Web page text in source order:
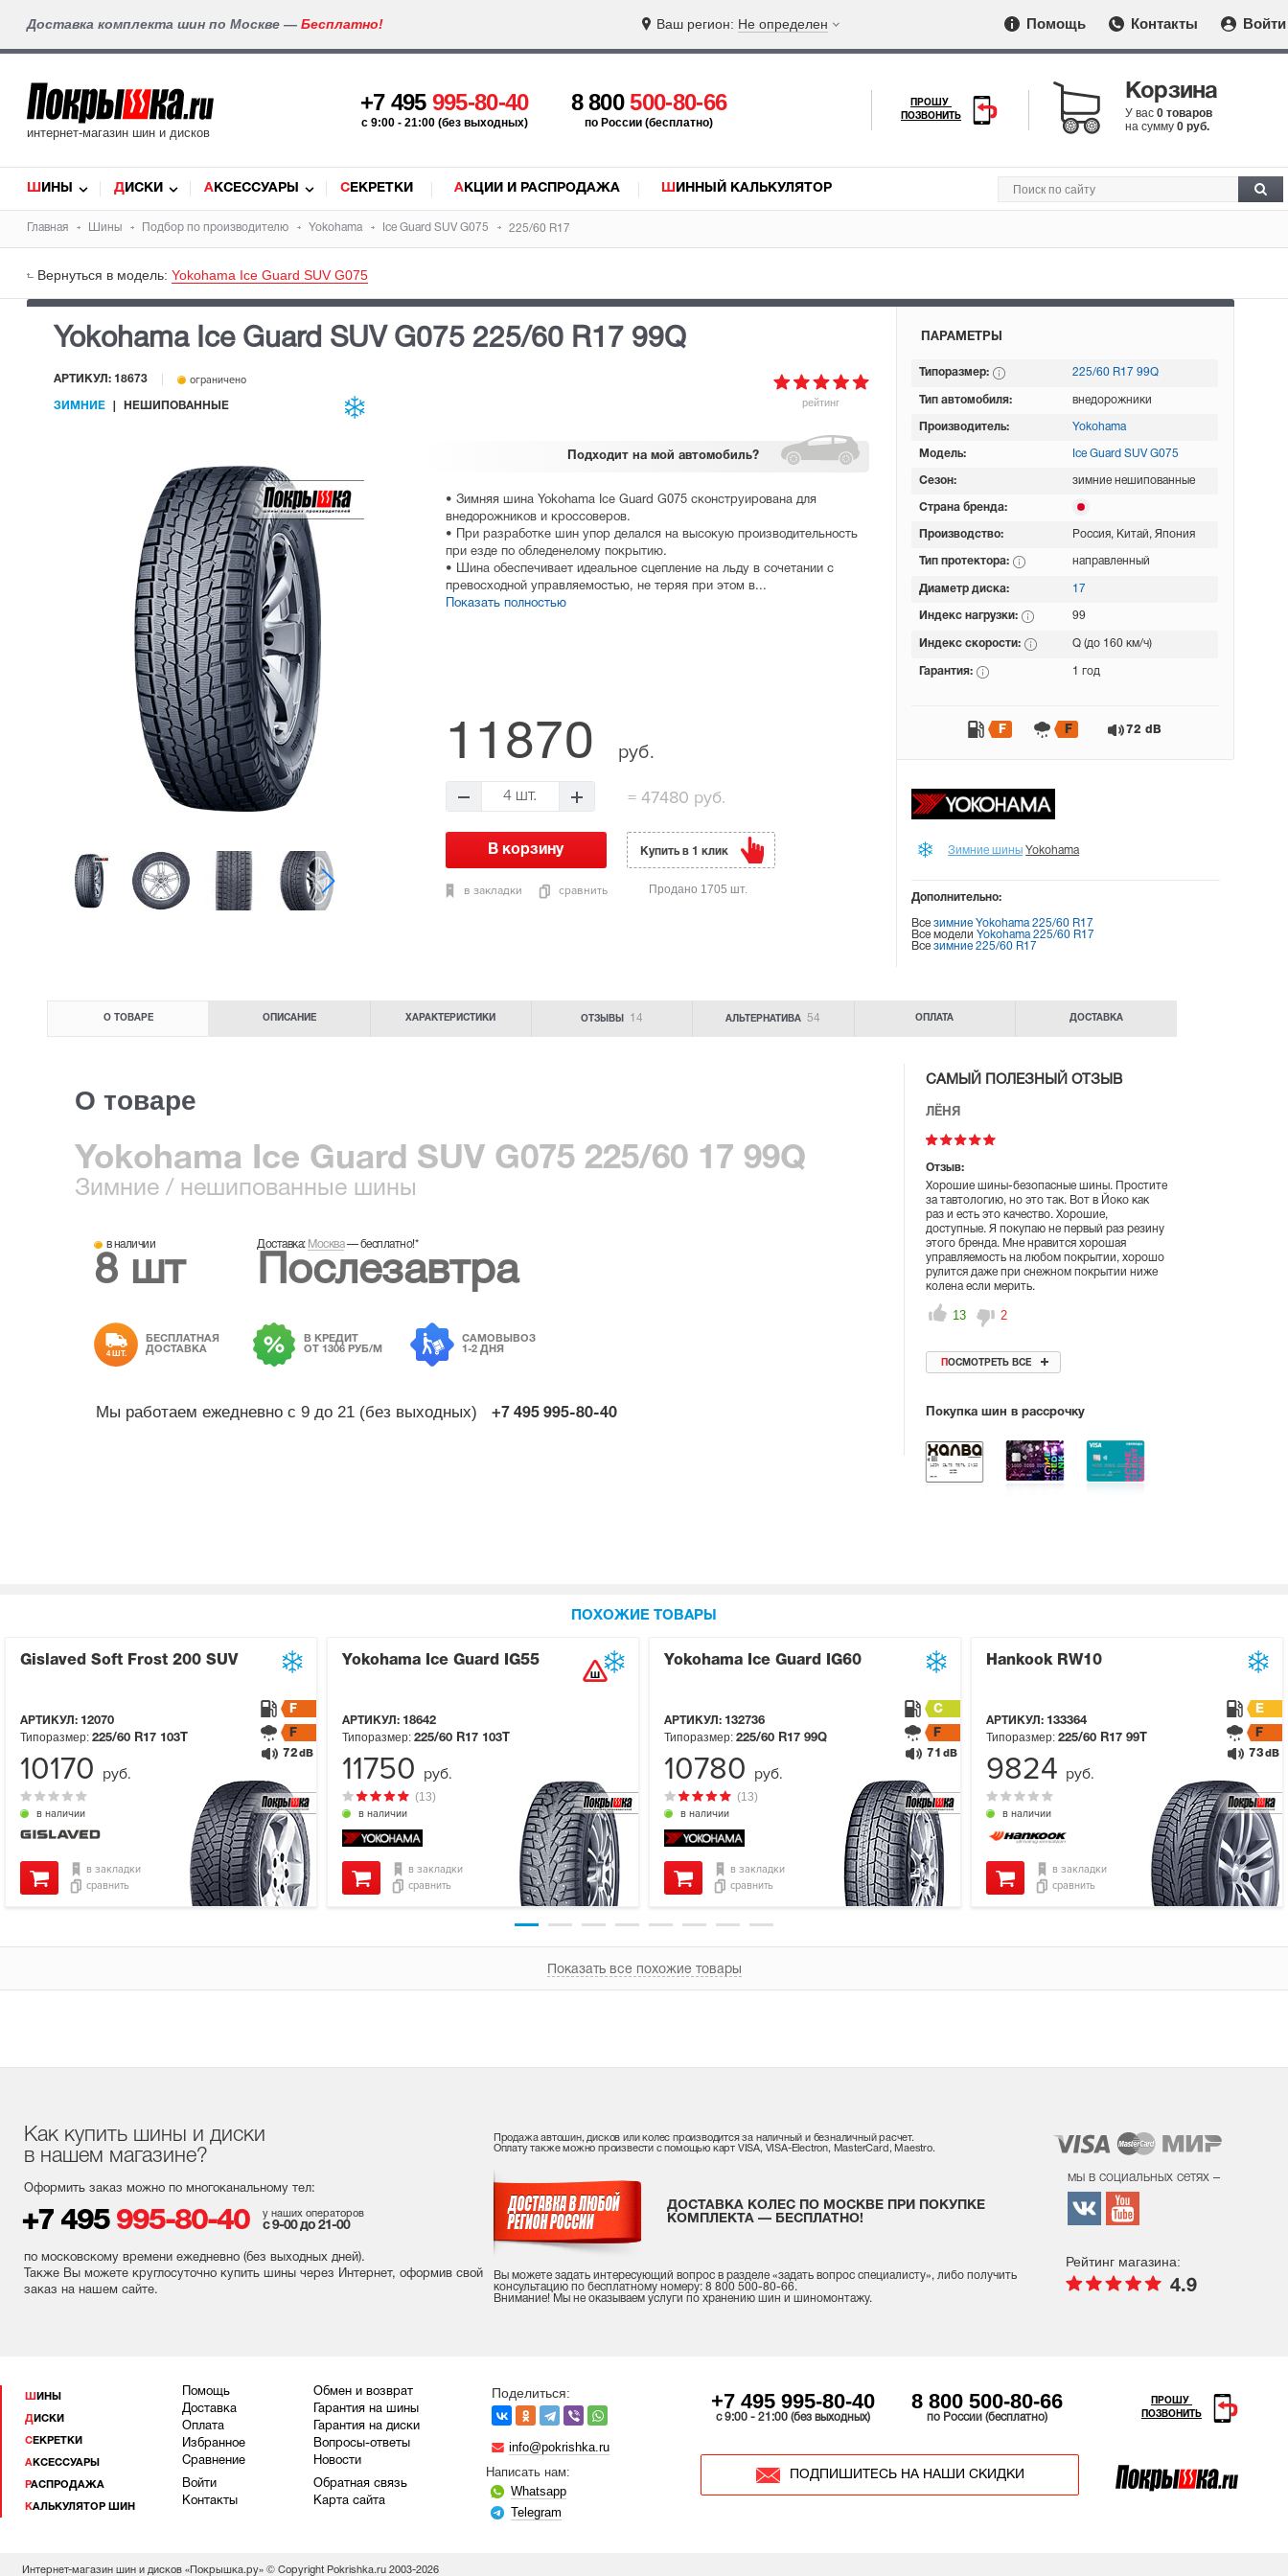
Доставка комплекта шин по Москве — Бесплатно! Ваш регион: Не определен Помощь Контакты Войти
интернет-магазин шин и дисков
+7 495 995-80-40
c 9:00 - 21:00 (без выходных)
8 800500-80-66
по России (бесплатно)
ПРОШУ
ПОЗВОНИТЬ
Корзина
У вас 0 товаров
на сумму 0 руб.
ШИНЫ ДИСКИ АКСЕССУАРЫ СЕКРЕТКИ АКЦИИ И РАСПРОДАЖА ШИННЫЙ КАЛЬКУЛЯТОР
Главная Шины Подбор по производителю Yokohama Ice Guard SUV G075 225/60 R17
Вернуться в модель: Yokohama Ice Guard SUV G075
Yokohama Ice Guard SUV G075 225/60 R17 99Q
рейтинг
АРТИКУЛ: 18673 ограничено
ЗИМНИЕ НЕШИПОВАННЫЕ
Подходит на мой автомобиль?
• Зимняя шина Yokohama Ice Guard G075 сконструирована для
внедорожников и кроссоверов.
• При разработке шин упор делался на высокую производительность
при езде по обледенелому покрытию.
• Шина обеспечивает идеальное сцепление на льду в сочетании с
превосходной управляемостью, не теряя при этом в...
Показать полностью
11870 руб.
4 шт. =47480 руб.
в закладки сравнить
Купить в 1 клик
Продано 1705 шт.
ПАРАМЕТРЫ
Типоразмер: 225/60 R17 99Q
Тип автомобиля: внедорожники
Производитель: Yokohama
Модель: Ice Guard SUV G075
Сезон: зимние нешипованные
Страна бренда:
Производство: Россия, Китай, Япония
Тип протектора: направленный
Диаметр диска: 17
Индекс нагрузки: 99
Индекс скорости: Q (до 160 км/ч)
Гарантия: 1 год
F F 72 dB
Зимние шины Yokohama
Дополнительно:
Всезимние Yokohama 225/60 R17
Все моделиYokohama 225/60 R17
Всезимние 225/60 R17
О ТОВАРЕ ОПИСАНИЕ ХАРАКТЕРИСТИКИ ОТЗЫВЫ 14 АЛЬТЕРНАТИВА 54 ОПЛАТА ДОСТАВКА
О товаре
Yokohama Ice Guard SUV G075 225/60 17 99Q
Зимние / нешипованные шины
в наличии
8 шт
Доставка: Москва—бесплатно!*
Послезавтра
4 ШТ.
БЕСПЛАТНАЯ
ДОСТАВКА
В КРЕДИТ
ОТ 1306 РУБ/М
САМОВЫВОЗ
1-2 ДНЯ
Мы работаем ежедневно с 9 до 21 (без выходных) +7 495 995-80-40
САМЫЙ ПОЛЕЗНЫЙ ОТЗЫВ
ЛЁНЯ
Отзыв:
Хорошие шины-безопасные шины. Простите
за тавтологию, но это так. Вот в Йоко как
раз и есть это качество. Хорошие,
доступные. Я покупаю не первый раз резину
этого бренда. Мне нравится хорошая
управляемость на любом покрытии, хорошо
рулится даже при снежном покрытии ниже
колена если мерить.
13 2
ПОСМОТРЕТЬ ВСЕ
Покупка шин в рассрочку
ПОХОЖИЕ ТОВАРЫ
Gislaved Soft Frost 200 SUV
АРТИКУЛ: 12070
в наличии
Типоразмер: 225/60 R17 103T
F
F
72 dB
в закладки
сравнить
10170 руб.
Yokohama Ice Guard IG55
АРТИКУЛ: 18642
в наличии
(13)
Типоразмер: 225/60 R17 103T
в закладки
сравнить
11750 руб.
Yokohama Ice Guard IG60
АРТИКУЛ: 132736
в наличии
(13)
Типоразмер: 225/60 R17 99Q
C
F
71 dB
в закладки
сравнить
10780 руб.
Hankook RW10
АРТИКУЛ: 133364
в наличии
Типоразмер: 225/60 R17 99T
E
F
73 dB
в закладки
сравнить
9824 руб.
Показать все похожие товары
Как купить шины и диски
в нашем магазине?
Оформить заказ можно по многоканальному тел:
+7 495 995-80-40 у наших операторов
с 9-00 до 21-00
по московскому времени ежедневно (без выходных дней).
Также Вы можете круглосуточно купить шины через Интернет, оформив свой
заказ на нашем сайте.
Продажа автошин, дисков или колес производится за наличный и безналичный расчет.
Оплату также можно произвести с помощью карт VISA, VISA-Electron, MasterCard, Maestro.
ДОСТАВКА КОЛЕС ПО МОСКВЕ ПРИ ПОКУПКЕ
КОМПЛЕКТА — БЕСПЛАТНО!
Вы можете задать интересующий вопрос в разделе «задать вопрос специалисту», либо получить
консультацию по бесплатному номеру: 8 800 500-80-66.
Внимание! Мы не оказываем услуги по хранению шин и шиномонтажу.
мы в социальных сетях –
Рейтинг магазина:
4.9
ШИНЫ
ДИСКИ
СЕКРЕТКИ
АКСЕССУАРЫ
РАСПРОДАЖА
КАЛЬКУЛЯТОР ШИН
Помощь
Доставка
Оплата
Избранное
Сравнение
Войти
Контакты
Обмен и возврат
Гарантия на шины
Гарантия на диски
Вопросы-ответы
Новости
Обратная связь
Карта сайта
Поделиться:
info@pokrishka.ru
Написать нам:
Whatsapp
Telegram
+7 495 995-80-40
c 9:00 - 21:00 (без выходных)
8 800 500-80-66
по России (бесплатно)
ПОДПИШИТЕСЬ НА НАШИ СКИДКИ
ПРОШУ
ПОЗВОНИТЬ
Интернет-магазин шин и дисков «Покрышка.ру» © Copyright Pokrishka.ru 2003-2026